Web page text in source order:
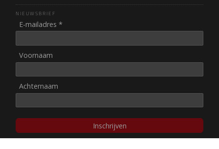
NIEUWSBRIEF
E-mailadres *
Voornaam
Achternaam
Inschrijven